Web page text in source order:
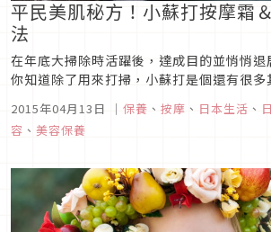
平民美肌秘方！小蘇打按摩霜
法
在年底大掃除時活躍後，達成目的並悄悄退
你知道除了用來打掃，小蘇打是個還有很
或是自己做對肌膚溫和的浴鹽來使用。 首
紹！小蘇打主要是用來中和並融出酸化的髒
2015年04月13日 ｜ 保養 、 按摩 、 日本生活 、
容 、 美容保養